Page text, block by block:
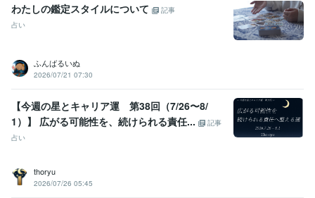
わたしの鑑定スタイルについて
記事
占い
ふんばるいぬ
2026/07/21 07:30
【今週の星とキャリア運 第38回（7/26〜8/
1）】 広がる可能性を、続けられる責任...
記事
占い
thoryu
2026/07/26 05:45